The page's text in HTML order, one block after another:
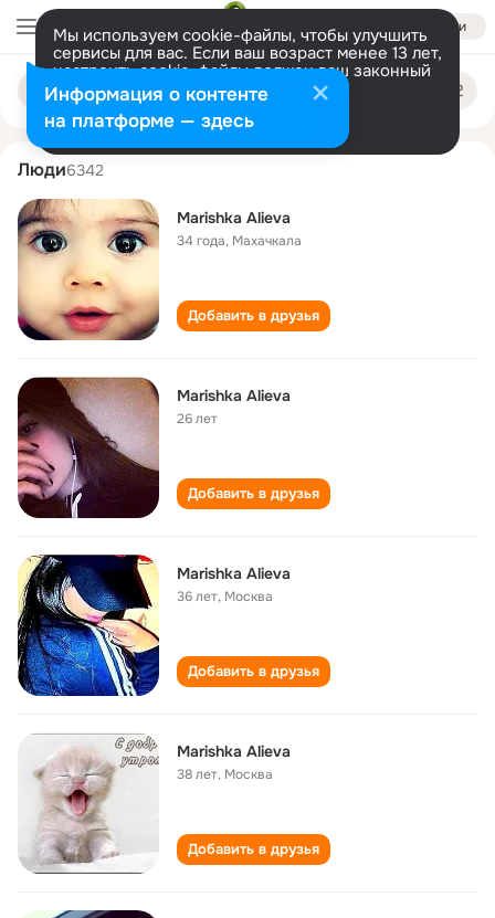
Войти
Мы используем cookie-файлы, чтобы улучшить
сервисы для вас. Если ваш возраст менее 13 лет,
настроить cookie-файлы должен ваш законный
представитель. Больше информации
Разрешить все Настроить
Поиск
людям
marishka alieva
Люди6342
Marishka Alieva
34 года, Махачкала
Добавить в друзья
Marishka Alieva
26 лет
Добавить в друзья
Marishka Alieva
36 лет, Москва
Добавить в друзья
Marishka Alieva
38 лет, Москва
Добавить в друзья
Информация о контенте
на платформе — здесь